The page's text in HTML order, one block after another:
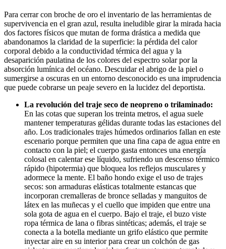
Para cerrar con broche de oro el inventario de las herramientas de
supervivencia en el gran azul, resulta ineludible girar la mirada hacia
dos factores físicos que mutan de forma drástica a medida que
abandonamos la claridad de la superficie: la pérdida del calor
corporal debido a la conductividad térmica del agua y la
desaparición paulatina de los colores del espectro solar por la
absorción lumínica del océano. Descuidar el abrigo de la piel o
sumergirse a oscuras en un entorno desconocido es una imprudencia
que puede cobrarse un peaje severo en la lucidez del deportista.
La revolución del traje seco de neopreno o trilaminado:
En las cotas que superan los treinta metros, el agua suele
mantener temperaturas gélidas durante todas las estaciones del
año. Los tradicionales trajes húmedos ordinarios fallan en este
escenario porque permiten que una fina capa de agua entre en
contacto con la piel; el cuerpo gasta entonces una energía
colosal en calentar ese líquido, sufriendo un descenso térmico
rápido (hipotermia) que bloquea los reflejos musculares y
adormece la mente. El baño hondo exige el uso de trajes
secos: son armaduras elásticas totalmente estancas que
incorporan cremalleras de bronce selladas y manguitos de
látex en las muñecas y el cuello que impiden que entre una
sola gota de agua en el cuerpo. Bajo el traje, el buzo viste
ropa térmica de lana o fibras sintéticas; además, el traje se
conecta a la botella mediante un grifo elástico que permite
inyectar aire en su interior para crear un colchón de gas